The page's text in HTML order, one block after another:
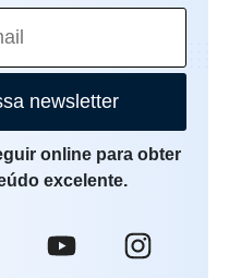
newsletter
online para obter
excelente.